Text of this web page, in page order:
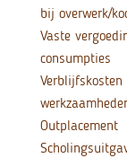
bij overwerk/
Vaste
consumpties
Outplacement